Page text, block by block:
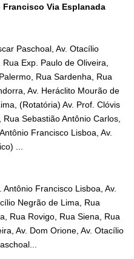
Francisco Via Esplanada
Paschoal, Av. Otacílio
Exp. Paulo de Oliveira,
Rua Sardenha, Rua
Av. Heráclito Mourão de
(Rotatória) Av. Prof. Clóvis
Sebastião Antônio Carlos,
Francisco Lisboa, Av.
...
Francisco Lisboa, Av.
Negrão de Lima, Rua
Rua Rovigo, Rua Siena, Rua
Av. Dom Orione, Av. Otacílio